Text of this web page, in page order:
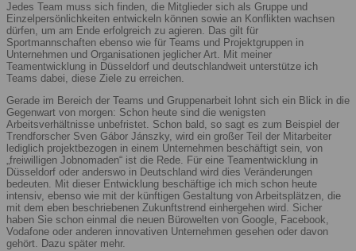
Jedes Team muss sich finden, die Mitglieder sich als Gruppe und
Einzelpersönlichkeiten entwickeln können sowie an Konflikten wachsen
dürfen, um am Ende erfolgreich zu agieren. Das gilt für
Sportmannschaften ebenso wie für Teams und Projektgruppen in
Unternehmen und Organisationen jeglicher Art. Mit meiner
Teamentwicklung in Düsseldorf und deutschlandweit unterstütze ich
Teams dabei, diese Ziele zu erreichen.
Gerade im Bereich der Teams und Gruppenarbeit lohnt sich ein Blick in die
Gegenwart von morgen: Schon heute sind die wenigsten
Arbeitsverhältnisse unbefristet. Schon bald, so sagt es zum Beispiel der
Trendforscher Sven Gábor Jánszky, wird ein großer Teil der Mitarbeiter
lediglich projektbezogen in einem Unternehmen beschäftigt sein, von
„freiwilligen Jobnomaden“ ist die Rede. Für eine Teamentwicklung in
Düsseldorf oder anderswo in Deutschland wird dies Veränderungen
bedeuten. Mit dieser Entwicklung beschäftige ich mich schon heute
intensiv, ebenso wie mit der künftigen Gestaltung von Arbeitsplätzen, die
mit dem eben beschriebenen Zukunftstrend einhergehen wird. Sicher
haben Sie schon einmal die neuen Bürowelten von Google, Facebook,
Vodafone oder anderen innovativen Unternehmen gesehen oder davon
gehört. Dazu später mehr.